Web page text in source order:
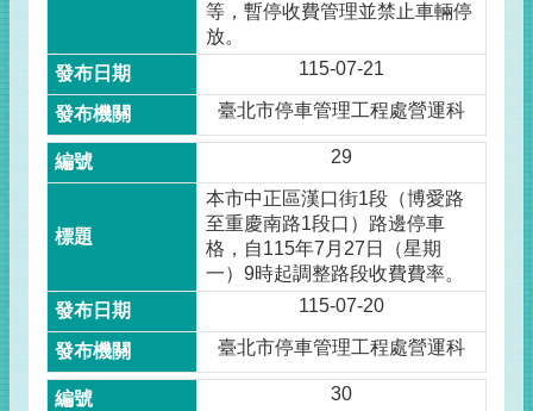
等，暫停收費管理並禁止車輛停
放。
115-07-21
臺北市停車管理工程處營運科
29
本市中正區漢口街1段（博愛路
至重慶南路1段口）路邊停車
格，自115年7月27日（星期
一）9時起調整路段收費費率。
115-07-20
臺北市停車管理工程處營運科
30